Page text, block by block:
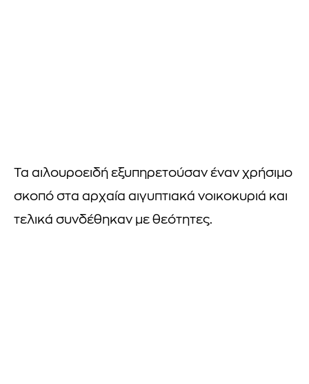
Τα αιλουροειδή εξυπηρετούσαν έναν χρήσιμο
σκοπό στα αρχαία αιγυπτιακά νοικοκυριά και
τελικά συνδέθηκαν με θεότητες.